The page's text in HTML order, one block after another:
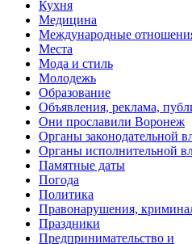
Кухня
Медицина
Международные
Места
Мода и стиль
Молодежь
Образование
Объявления, реклама,
Они прославили Воронеж
Органы законодательной
Органы исполнительной
Памятные даты
Погода
Политика
Правонарушения,
Праздники
Предпринимательство и